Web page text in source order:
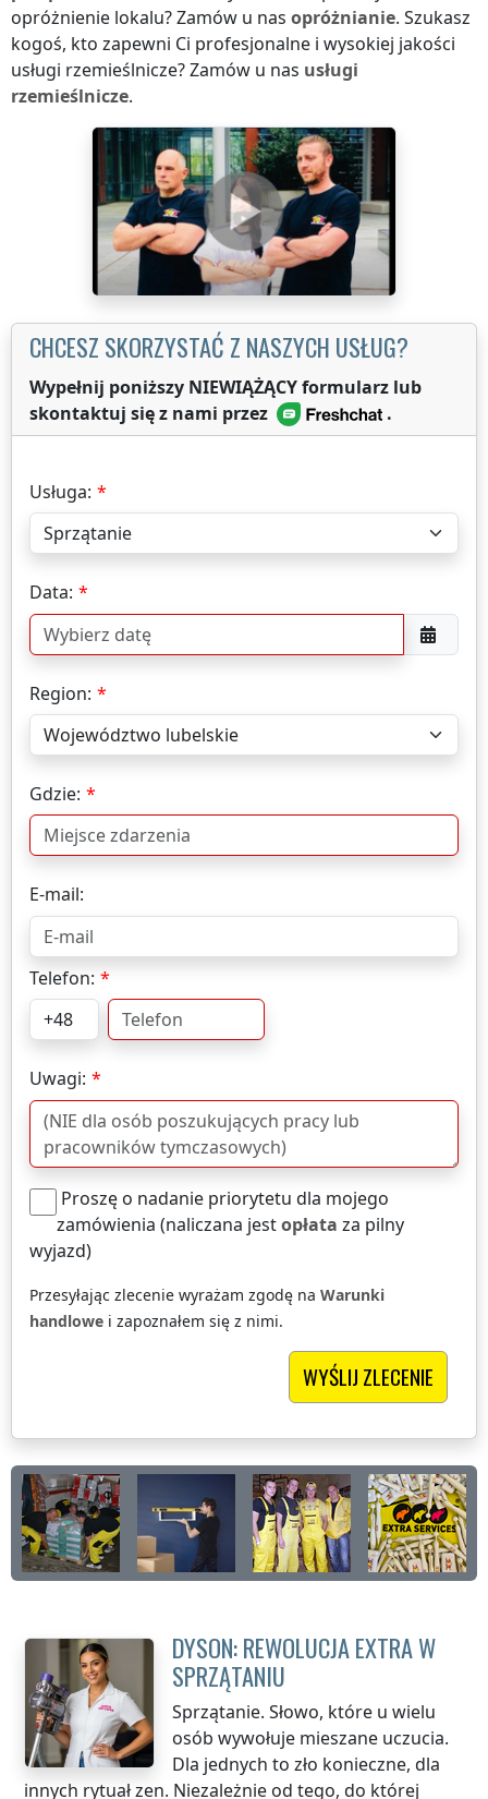
opróżnienie lokalu? Zamów u nas opróżnianie. Szukasz
kogoś, kto zapewni Ci profesjonalne i wysokiej jakości
usługi rzemieślnicze? Zamów u nas usługi
rzemieślnicze.
CHCESZ SKORZYSTAĆ Z NASZYCH USŁUG?
Wypełnij poniższy NIEWIĄŻĄCY formularz lub
skontaktuj się z nami przez
.
Usługa:
Data:
Region:
Gdzie:
E-mail:
Telefon:
Uwagi:
Proszę o nadanie priorytetu dla mojego
zamówienia (naliczana jestopłata za pilny
wyjazd)
Przesyłając zlecenie wyrażam zgodę na Warunki
handlowe i zapoznałem się z nimi.
DYSON: REWOLUCJA EXTRA W
SPRZĄTANIU
Sprzątanie. Słowo, które u wielu
osób wywołuje mieszane uczucia.
Dla jednych to zło konieczne, dla
innych rytuał zen. Niezależnie od tego, do której